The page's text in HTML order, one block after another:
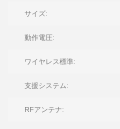
サイズ:
動作電圧:
ワイヤレス標準:
支援システム:
RFアンテナ: